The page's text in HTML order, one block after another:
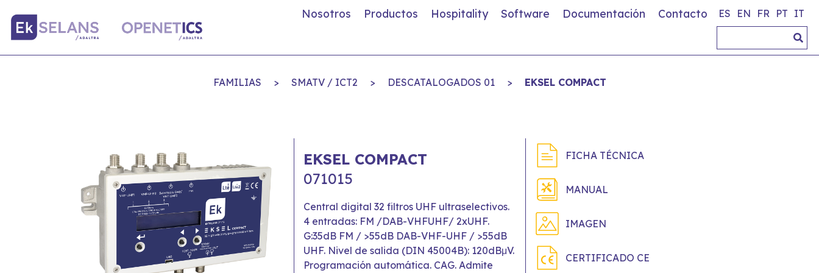
Nosotros Productos Hospitality Software Documentación Contacto ES EN FR PT IT
FAMILIAS > SMATV / ICT2 > DESCATALOGADOS 01 > EKSEL COMPACT
EKSEL COMPACT
071015
Central digital 32 filtros UHF ultraselectivos.
4 entradas: FM /DAB-VHFUHF/ 2xUHF.
G:35dB FM / >55dB DAB-VHF-UHF / >55dB
UHF. Nivel de salida (DIN 45004B): 120dBμV.
Programación automática. CAG. Admite
FICHA TÉCNICA
MANUAL
IMAGEN
CERTIFICADO CE